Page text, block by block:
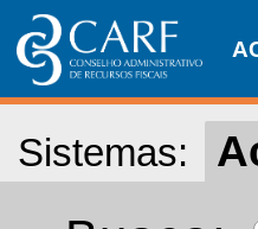
Sistemas: